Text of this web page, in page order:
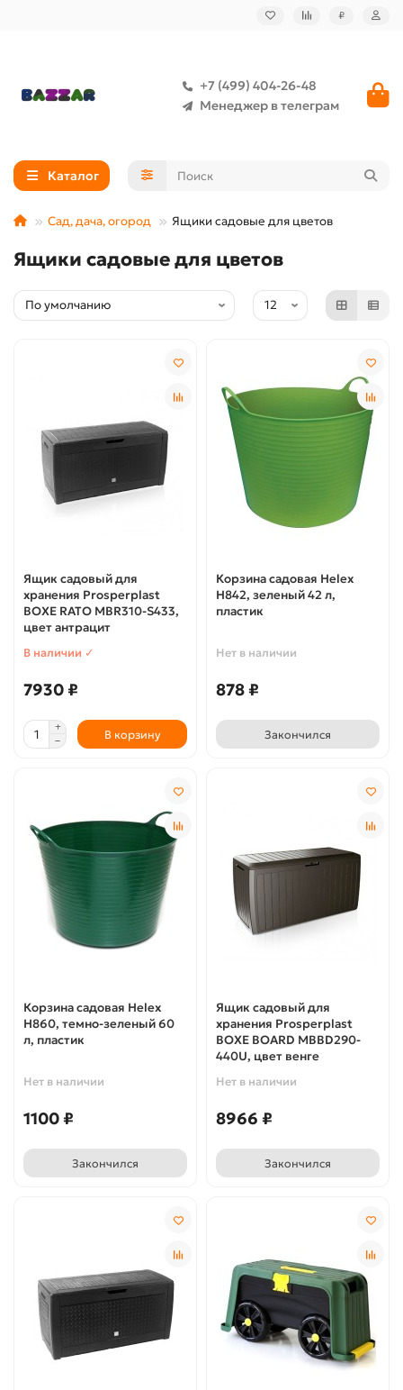
₽
+7 (499) 404-26-48
Менеджер в телеграм
Каталог
Сад, дача, огород Ящики садовые для цветов
Ящики садовые для цветов
Ящик садовый для
хранения Prosperplast
BOXE RATO MBR310-S433,
цвет антрацит
В наличии ✓
7930 ₽
В корзину
Корзина садовая Helex
H842, зеленый 42 л,
пластик
Нет в наличии
878 ₽
Закончился
Корзина садовая Helex
H860, темно-зеленый 60
л, пластик
Нет в наличии
1100 ₽
Закончился
Ящик садовый для
хранения Prosperplast
BOXE BOARD MBBD290-
440U, цвет венге
Нет в наличии
8966 ₽
Закончился